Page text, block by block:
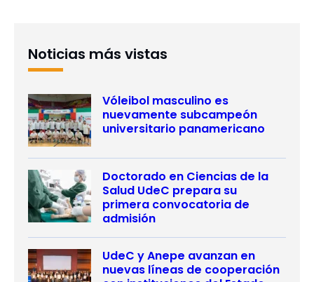
Noticias más vistas
Vóleibol masculino es
nuevamente subcampeón
universitario panamericano
Doctorado en Ciencias de la
Salud UdeC prepara su
primera convocatoria de
admisión
UdeC y Anepe avanzan en
nuevas líneas de cooperación